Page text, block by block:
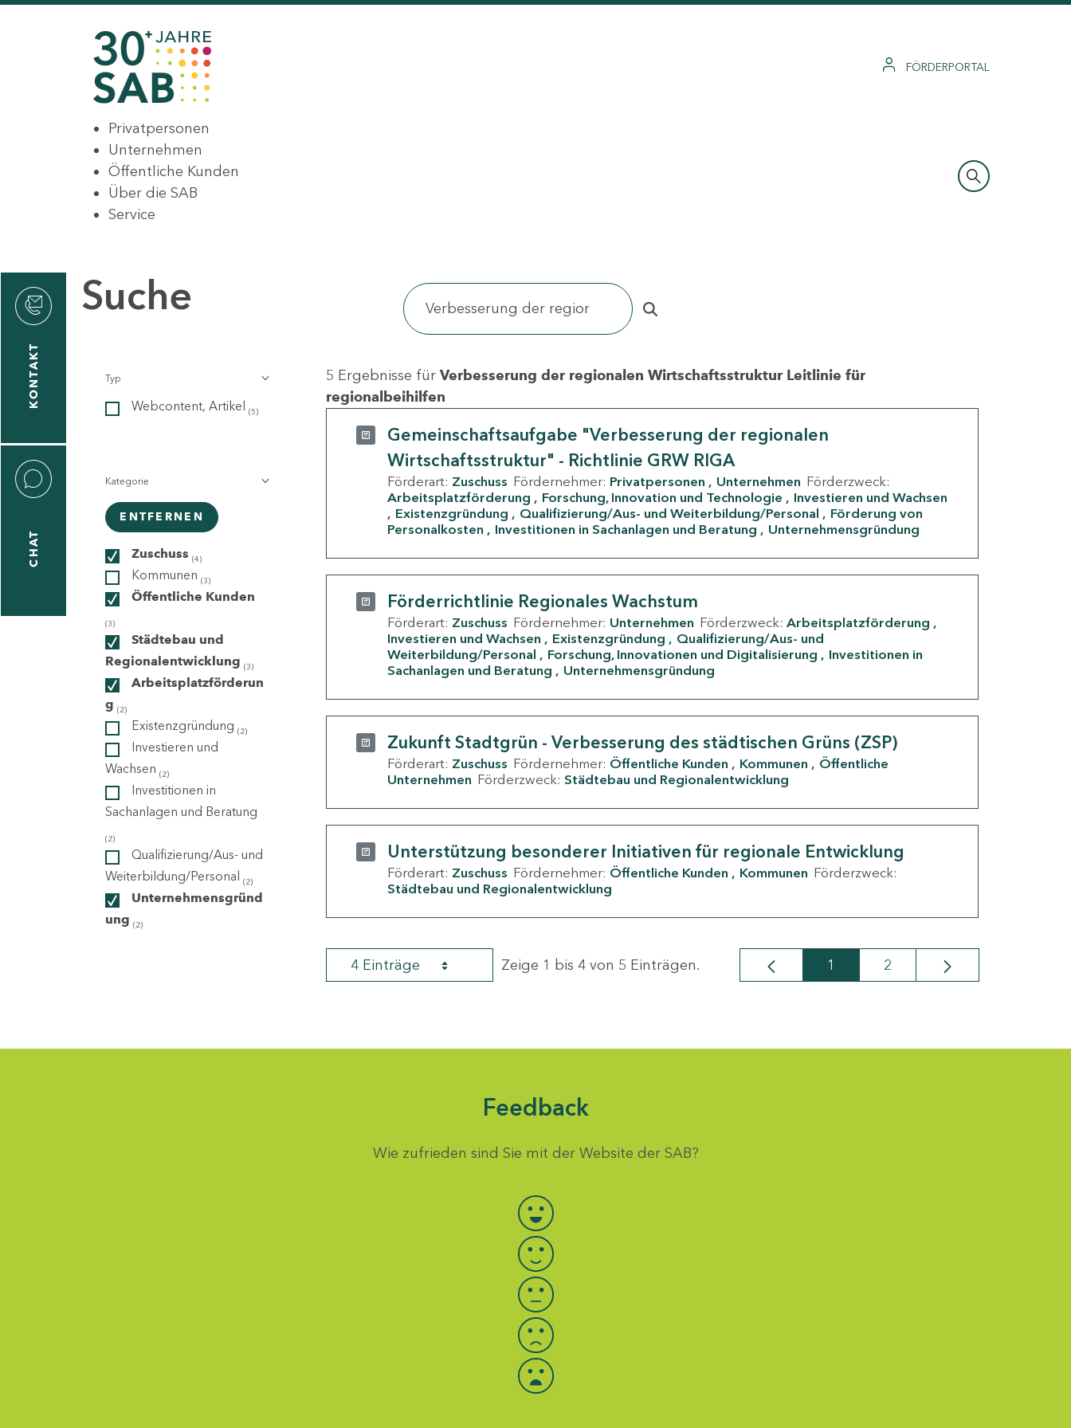
FÖRDERPORTAL
Privatpersonen
Unternehmen
Öffentliche Kunden
Über die SAB
Service
KONTAKT
CHAT
Suche
Typ
Webcontent, Artikel (5)
Kategorie
ENTFERNEN
Zuschuss (4)
Kommunen (3)
Öffentliche Kunden
(3)
Städtebau und
Regionalentwicklung (3)
Arbeitsplatzförderun
g (2)
Existenzgründung (2)
Investieren und
Wachsen (2)
Investitionen in
Sachanlagen und Beratung
(2)
Qualifizierung/Aus- und
Weiterbildung/Personal (2)
Unternehmensgründ
ung (2)
5 Ergebnisse für Verbesserung der regionalen Wirtschaftsstruktur Leitlinie für
regionalbeihilfen
Gemeinschaftsaufgabe "Verbesserung der regionalen
Wirtschaftsstruktur" - Richtlinie GRW RIGA
Förderart: Zuschuss Fördernehmer: Privatpersonen Unternehmen Förderzweck:
Arbeitsplatzförderung
Forschung, Innovation und Technologie
Investieren und Wachsen
Existenzgründung
Qualifizierung/Aus- und Weiterbildung/Personal
Förderung von
Personalkosten
Investitionen in Sachanlagen und Beratung Unternehmensgründung
Förderrichtlinie Regionales Wachstum
Förderart: Zuschuss Fördernehmer: Unternehmen Förderzweck: Arbeitsplatzförderung
Investieren und Wachsen
Existenzgründung
Qualifizierung/Aus- und
Weiterbildung/Personal
Forschung, Innovationen und Digitalisierung
Investitionen in
Sachanlagen und Beratung
Unternehmensgründung
Zukunft Stadtgrün - Verbesserung des städtischen Grüns (ZSP)
Förderart: Zuschuss Fördernehmer: Öffentliche Kunden Kommunen
Öffentliche
Unternehmen Förderzweck: Städtebau und Regionalentwicklung
Unterstützung besonderer Initiativen für regionale Entwicklung
Förderart: Zuschuss Fördernehmer: Öffentliche Kunden Kommunen Förderzweck:
Städtebau und Regionalentwicklung
4 Einträge Zeige 1 bis 4 von 5 Einträgen. Seite
1 Seite
2
Feedback
Wie zufrieden sind Sie mit der Website der SAB?
Bewertung auswählen